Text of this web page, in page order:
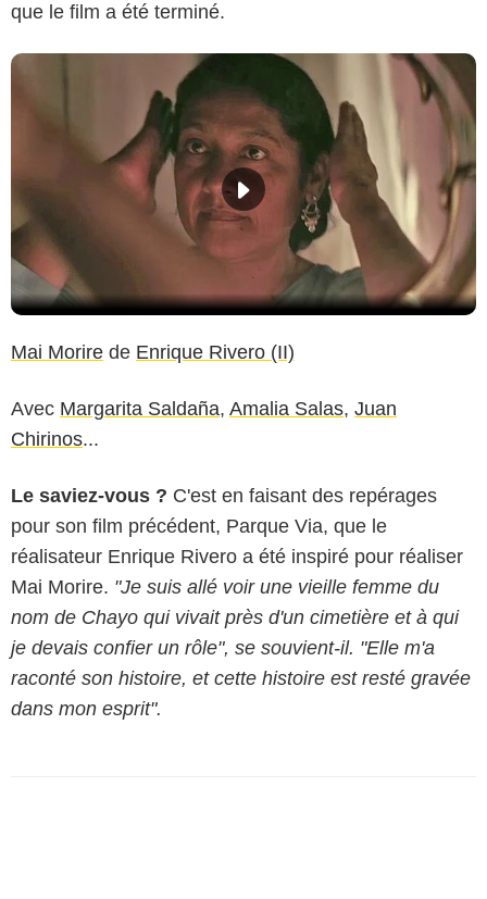
que le film a été terminé.
Mai Morire de Enrique Rivero (II)
Avec Margarita Saldaña, Amalia Salas, Juan
Chirinos...
Le saviez-vous ? C'est en faisant des repérages
pour son film précédent, Parque Via, que le
réalisateur Enrique Rivero a été inspiré pour réaliser
Mai Morire. "Je suis allé voir une vieille femme du
nom de Chayo qui vivait près d'un cimetière et à qui
je devais confier un rôle", se souvient-il. "Elle m'a
raconté son histoire, et cette histoire est resté gravée
dans mon esprit".